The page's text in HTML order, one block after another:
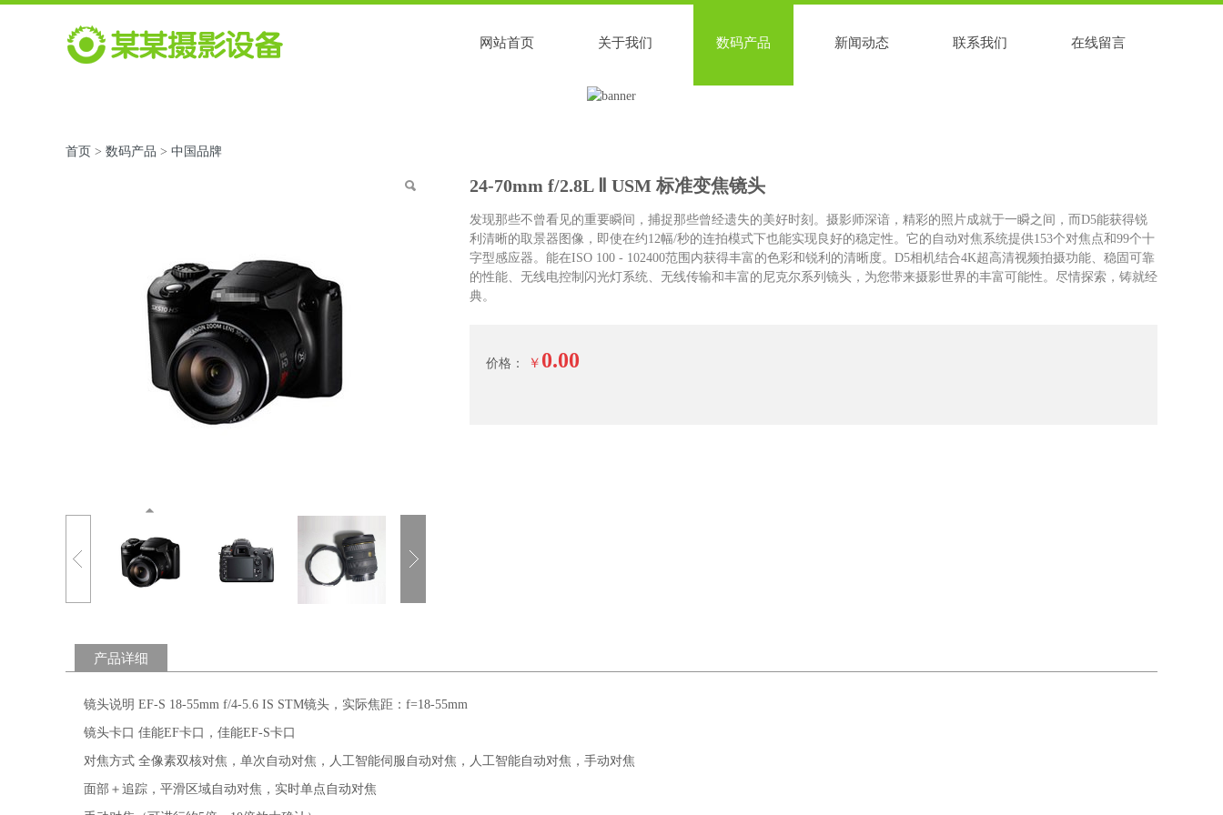
网站首页 关于我们 数码产品 新闻动态 联系我们 在线留言
首页 > 数码产品 > 中国品牌
24-70mm f/2.8L Ⅱ USM 标准变焦镜头
发现那些不曾看见的重要瞬间，捕捉那些曾经遗失的美好时刻。摄影师深谙，精彩的照片成就于一瞬之间，而D5能获得锐
利清晰的取景器图像，即使在约12幅/秒的连拍模式下也能实现良好的稳定性。它的自动对焦系统提供153个对焦点和99个十
字型感应器。能在ISO 100 - 102400范围内获得丰富的色彩和锐利的清晰度。D5相机结合4K超高清视频拍摄功能、稳固可靠
的性能、无线电控制闪光灯系统、无线传输和丰富的尼克尔系列镜头，为您带来摄影世界的丰富可能性。尽情探索，铸就经
典。
价格： ￥ 0.00
产品详细
镜头说明 EF-S 18-55mm f/4-5.6 IS STM镜头，实际焦距：f=18-55mm
镜头卡口 佳能EF卡口，佳能EF-S卡口
对焦方式 全像素双核对焦，单次自动对焦，人工智能伺服自动对焦，人工智能自动对焦，手动对焦
面部＋追踪，平滑区域自动对焦，实时单点自动对焦